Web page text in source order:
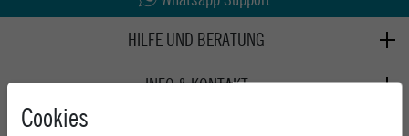
HILFE UND BERATUNG
INFO & KONTAKT
Cookies